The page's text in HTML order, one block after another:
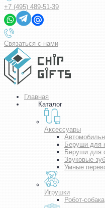
+7 (495) 489-51-39
Связаться с нами
Главная
Каталог
Аксессуары
Беруши для
Беруши для
Звуковые
Умные
Игрушки
Робот-собака